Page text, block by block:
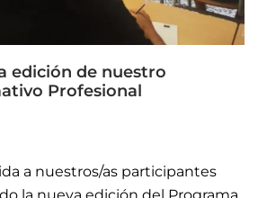
edición de nuestro
Profesional
a nuestros/as participantes